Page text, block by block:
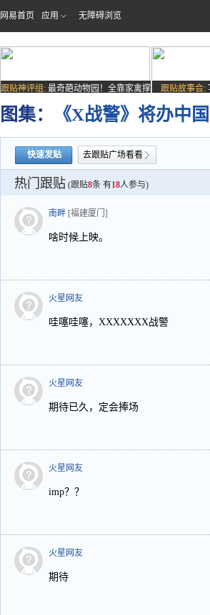
网易首页 应用 无障碍浏览
跟贴神评组: 最奇葩动物园！全靠家禽撑
场子
跟贴故事会:
图集： 《X战警》将办中
快速发贴 去跟贴广场看看
热门跟贴 (跟贴8条 有18人参与)
南畔 [福建厦门]
啥时候上映。
火星网友
哇噻哇噻，XXXXXXX战警
火星网友
期待已久，定会捧场
火星网友
imp？？
火星网友
期待